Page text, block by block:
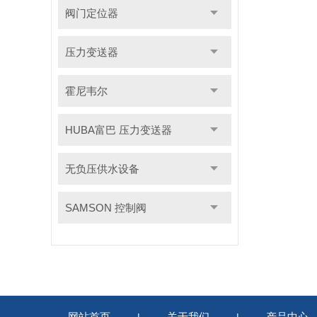
阀门定位器
压力变送器
霍尼韦尔
HUBA富巴 压力变送器
无负压供水设备
SAMSON 控制阀